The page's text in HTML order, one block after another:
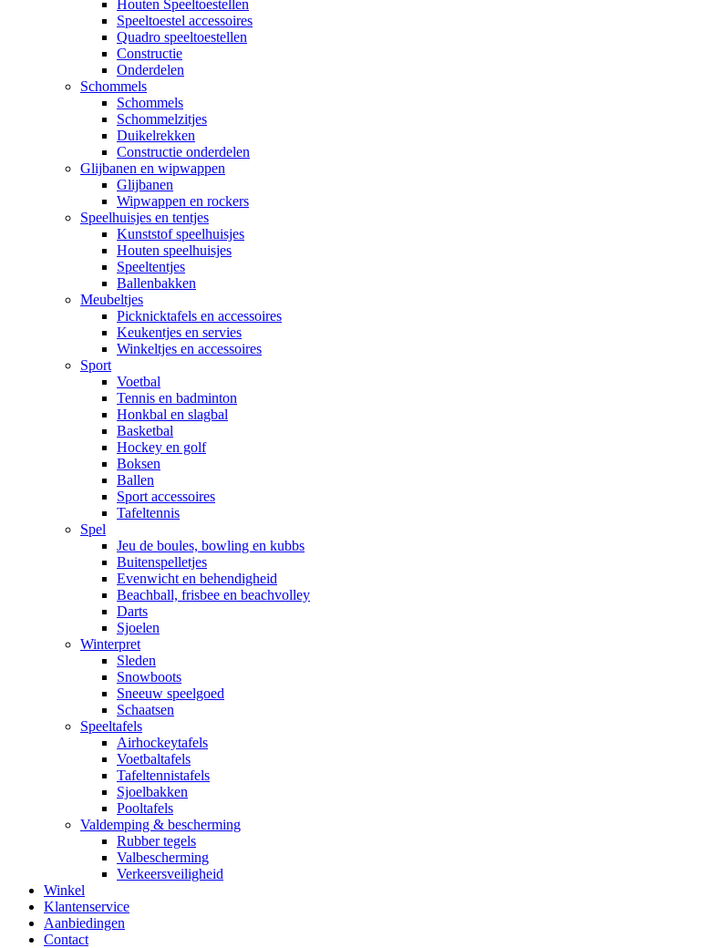
Houten Speeltoestellen
Speeltoestel accessoires
Quadro speeltoestellen
Constructie
Onderdelen
Schommels
Schommels
Schommelzitjes
Duikelrekken
Constructie onderdelen
Glijbanen en wipwappen
Glijbanen
Wipwappen en rockers
Speelhuisjes en tentjes
Kunststof speelhuisjes
Houten speelhuisjes
Speeltentjes
Ballenbakken
Meubeltjes
Picknicktafels en accessoires
Keukentjes en servies
Winkeltjes en accessoires
Sport
Voetbal
Tennis en badminton
Honkbal en slagbal
Basketbal
Hockey en golf
Boksen
Ballen
Sport accessoires
Tafeltennis
Spel
Jeu de boules, bowling en kubbs
Buitenspelletjes
Evenwicht en behendigheid
Beachball, frisbee en beachvolley
Darts
Sjoelen
Winterpret
Sleden
Snowboots
Sneeuw speelgoed
Schaatsen
Speeltafels
Airhockeytafels
Voetbaltafels
Tafeltennistafels
Sjoelbakken
Pooltafels
Valdemping & bescherming
Rubber tegels
Valbescherming
Verkeersveiligheid
Winkel
Klantenservice
Aanbiedingen
Contact